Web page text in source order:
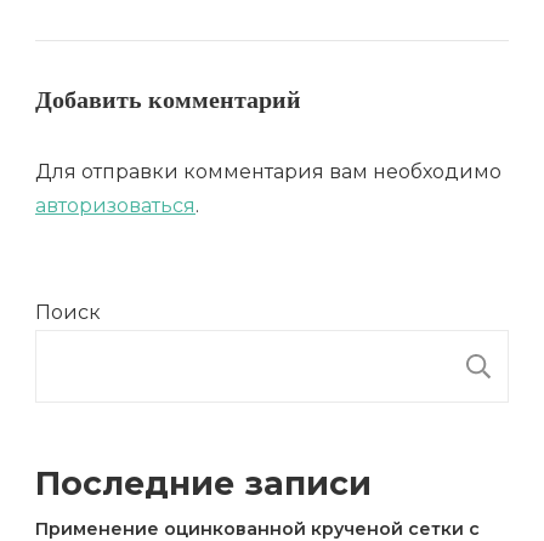
Добавить комментарий
Для отправки комментария вам необходимо
авторизоваться.
Поиск
Последние записи
Применение оцинкованной крученой сетки с